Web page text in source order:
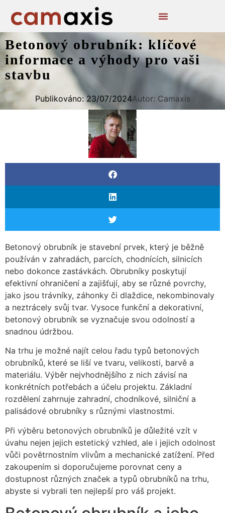
Betonový obrubník: klíčové
informace a výhody pro vaši
stavbu
Publikováno: 23/07/2024Autor: Camaxis
Betonový obrubník je stavební prvek, který je běžně
používán v zahradách, parcích, chodnících, silnicích
nebo dokonce zastávkách. Obrubníky poskytují
efektivní ohraničení a zajišťují, aby se různé povrchy,
jako jsou trávníky, záhonky či dlaždice, nekombinovaly
a neztrácely svůj tvar. Vysoce funkční a dekorativní,
betonový obrubník se vyznačuje svou odolností a
snadnou údržbou.
Na trhu je možné najít celou řadu typů betonových
obrubníků, které se liší ve tvaru, velikosti, barvě a
materiálu. Výběr nejvhodnějšího z nich závisí na
konkrétních potřebách a účelu projektu. Základní
rozdělení zahrnuje zahradní, chodníkové, silniční a
palisádové obrubníky s různými vlastnostmi.
Při výběru betonových obrubníků je důležité vzít v
úvahu nejen jejich estetický vzhled, ale i jejich odolnost
vůči povětrnostním vlivům a mechanické zatížení. Před
zakoupením si doporučujeme porovnat ceny a
dostupnost různých značek a typů obrubníků na trhu,
abyste si vybrali ten nejlepší pro váš projekt.